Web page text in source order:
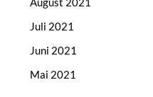
Juli 2021
Juni 2021
Mai 2021